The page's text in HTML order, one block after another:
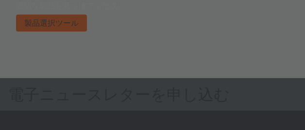
製品選択ツール